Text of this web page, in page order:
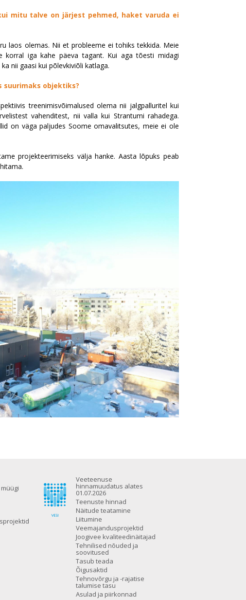
mitu talve on järjest pehmed, haket varuda ei
laos olemas. Nii et probleeme ei tohiks tekkida. Meie
korral iga kahe päeva tagant. Kui aga tõesti midagi
nii gaasi kui põlevkiviõli katlaga.
suurimaks objektiks?
treenimisvõimalused olema nii jalgpalluritel kui
vahenditest, nii valla kui Strantumi rahadega.
on väga paljudes Soome omavalitsutes, meie ei ole
projekteerimiseks välja hanke. Aasta lõpuks peab
Veeteenuse
hinnamuudatus alates
01.07.2026
Teenuste hinnad
Näitude teatamine
Liitumine
Veemajandusprojektid
Joogivee kvaliteedinäitajad
Tehnilised nõuded ja
soovitused
Tasub teada
Õigusaktid
Tehnovõrgu ja -rajatise
talumise tasu
Asulad ja piirkonnad